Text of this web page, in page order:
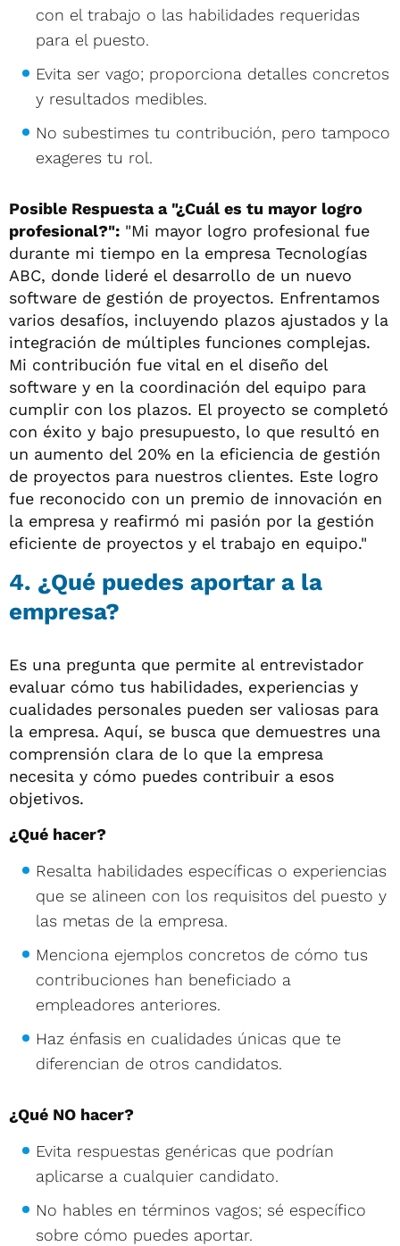
con el trabajo o las habilidades requeridas
para el puesto.
Evita ser vago; proporciona detalles concretos
y resultados medibles.
No subestimes tu contribución, pero tampoco
exageres tu rol.
Posible Respuesta a "¿Cuál es tu mayor logro
profesional?": "Mi mayor logro profesional fue
durante mi tiempo en la empresa Tecnologías
ABC, donde lideré el desarrollo de un nuevo
software de gestión de proyectos. Enfrentamos
varios desafíos, incluyendo plazos ajustados y la
integración de múltiples funciones complejas.
Mi contribución fue vital en el diseño del
software y en la coordinación del equipo para
cumplir con los plazos. El proyecto se completó
con éxito y bajo presupuesto, lo que resultó en
un aumento del 20% en la eficiencia de gestión
de proyectos para nuestros clientes. Este logro
fue reconocido con un premio de innovación en
la empresa y reafirmó mi pasión por la gestión
eficiente de proyectos y el trabajo en equipo."
4. ¿Qué puedes aportar a la
empresa?
Es una pregunta que permite al entrevistador
evaluar cómo tus habilidades, experiencias y
cualidades personales pueden ser valiosas para
la empresa. Aquí, se busca que demuestres una
comprensión clara de lo que la empresa
necesita y cómo puedes contribuir a esos
objetivos.
¿Qué hacer?
Resalta habilidades específicas o experiencias
que se alineen con los requisitos del puesto y
las metas de la empresa.
Menciona ejemplos concretos de cómo tus
contribuciones han beneficiado a
empleadores anteriores.
Haz énfasis en cualidades únicas que te
diferencian de otros candidatos.
¿Qué NO hacer?
Evita respuestas genéricas que podrían
aplicarse a cualquier candidato.
No hables en términos vagos; sé específico
sobre cómo puedes aportar.